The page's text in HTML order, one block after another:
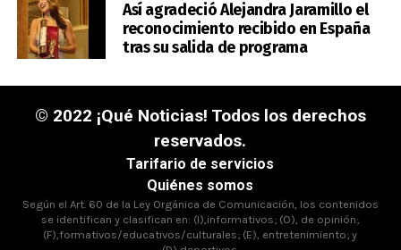
Así agradeció Alejandra Jaramillo el
reconocimiento recibido en España
tras su salida de programa
© 2022 ¡Qué Noticias! Todos los derechos
reservados.
Tarifario de servicios
Quiénes somos
Según el Art. 60 de la Ley Orgánica de Comunicación, los contenidos
se identifican y clasifican en: (I),informativos; (O), de opinión;
(F),formativos/educativos/culturales; (E), entretenimiento; y